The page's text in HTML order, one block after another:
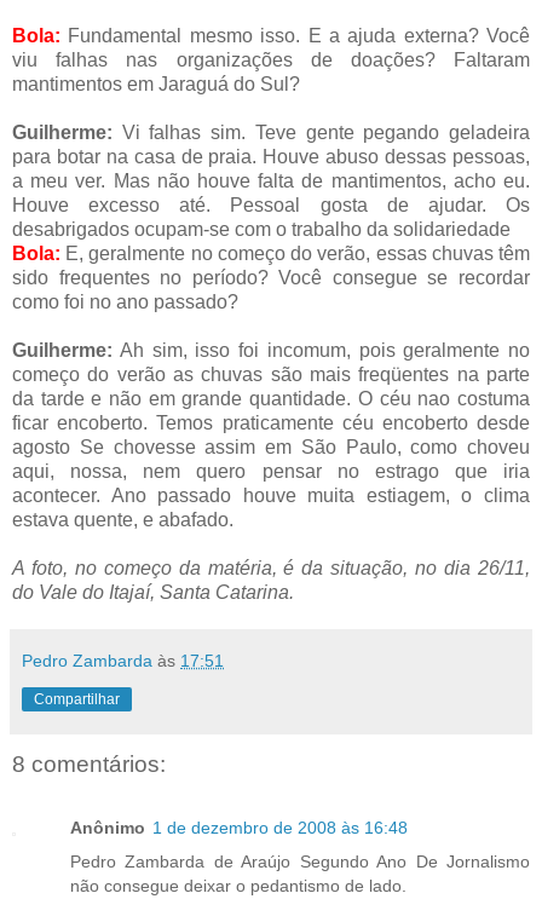
Bola: Fundamental mesmo isso. E a ajuda externa? Você
viu falhas nas organizações de doações? Faltaram
mantimentos em Jaraguá do Sul?
Guilherme: Vi falhas sim. Teve gente pegando geladeira
para botar na casa de praia. Houve abuso dessas pessoas,
a meu ver. Mas não houve falta de mantimentos, acho eu.
Houve excesso até. Pessoal gosta de ajudar. Os
desabrigados ocupam-se com o trabalho da solidariedade
Bola: E, geralmente no começo do verão, essas chuvas têm
sido frequentes no período? Você consegue se recordar
como foi no ano passado?
Guilherme: Ah sim, isso foi incomum, pois geralmente no
começo do verão as chuvas são mais freqüentes na parte
da tarde e não em grande quantidade. O céu nao costuma
ficar encoberto. Temos praticamente céu encoberto desde
agosto Se chovesse assim em São Paulo, como choveu
aqui, nossa, nem quero pensar no estrago que iria
acontecer. Ano passado houve muita estiagem, o clima
estava quente, e abafado.
A foto, no começo da matéria, é da situação, no dia 26/11,
do Vale do Itajaí, Santa Catarina.
Pedro Zambarda às 17:51
Compartilhar
8 comentários:
Anônimo 1 de dezembro de 2008 às 16:48
Pedro Zambarda de Araújo Segundo Ano De Jornalismo
não consegue deixar o pedantismo de lado.